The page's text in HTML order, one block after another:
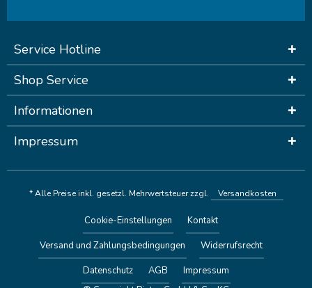
Service Hotline
Shop Service
Informationen
Impressum
* Alle Preise inkl. gesetzl. Mehrwertsteuer zzgl. Versandkosten
Cookie-Einstellungen
Kontakt
Versand und Zahlungsbedingungen
Widerrufsrecht
Datenschutz
AGB
Impressum